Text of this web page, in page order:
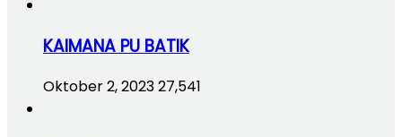
KAIMANA PU BATIK
Oktober 2, 202327,541